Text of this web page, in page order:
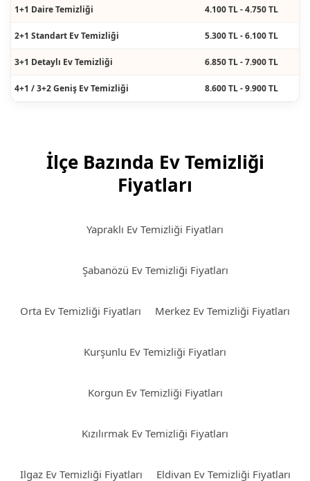
1+1 Daire Temizliği 4.100 TL - 4.750 TL
2+1 Standart Ev Temizliği 5.300 TL - 6.100 TL
3+1 Detaylı Ev Temizliği 6.850 TL - 7.900 TL
4+1 / 3+2 Geniş Ev Temizliği 8.600 TL - 9.900 TL
İlçe Bazında Ev Temizliği
Fiyatları
Yapraklı Ev Temizliği Fiyatları
Şabanözü Ev Temizliği Fiyatları
Orta Ev Temizliği Fiyatları Merkez Ev Temizliği Fiyatları
Kurşunlu Ev Temizliği Fiyatları
Korgun Ev Temizliği Fiyatları
Kızılırmak Ev Temizliği Fiyatları
Ilgaz Ev Temizliği Fiyatları Eldivan Ev Temizliği Fiyatları